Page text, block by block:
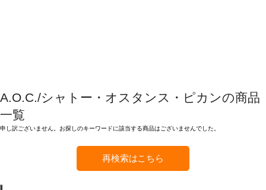
A.O.C./シャトー・オスタンス・ピカンの商品
一覧
申し訳ございません。お探しのキーワードに該当する商品はございませんでした。
再検索はこちら